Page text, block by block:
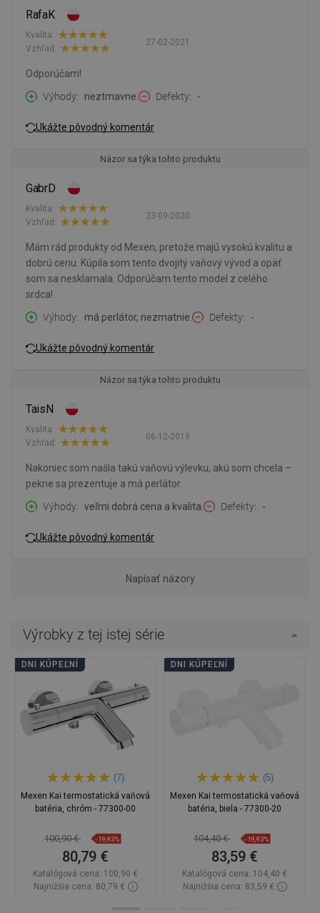
RafaK
27-02-2021
Kvalita:
Vzhľad:
Odporúčam!
Výhody
neztmavne. Defekty -
Ukážte pôvodný komentár
Názor sa týka tohto produktu
GabrD
23-09-2020
Kvalita:
Vzhľad:
Mám rád produkty od Mexen, pretože majú vysokú kvalitu a
dobrú cenu. Kúpila som tento dvojitý vaňový vývod a opäť
som sa nesklamala. Odporúčam tento model z celého
srdca!
Výhody
má perlátor, nezmatnie. Defekty -
Ukážte pôvodný komentár
Názor sa týka tohto produktu
TaisN
06-12-2019
Kvalita:
Vzhľad:
Nakoniec som našla takú vaňovú výlevku, akú som chcela –
pekne sa prezentuje a má perlátor.
Výhody
veľmi dobrá cena a kvalita. Defekty -
Ukážte pôvodný komentár
Napísať názory
Výrobky z tej istej série
DNI KÚPEĽNÍ
(7)
Mexen Kai termostatická vaňová
batéria, chróm - 77300-00
100,90 € -19,93%
80,79 €
Katalógová cena: 100,90 €
Najnižšia cena: 80,79 €
DNI KÚPEĽNÍ
(5)
Mexen Kai termostatická vaňová
batéria, biela - 77300-20
104,40 € -19,93%
83,59 €
Katalógová cena: 104,40 €
Najnižšia cena: 83,59 €